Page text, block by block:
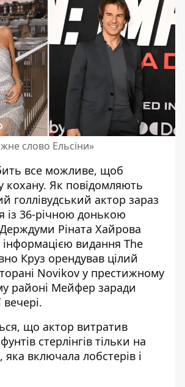
слово Ельсіни»
все можливе, щоб
кохану. Як повідомляють
голлівудський актор зараз
із 36-річною донькою
Ріната Хайрова
видання The
Круз орендував цілий
Novikov у престижному
районі Мейфер заради
що актор витратив
стерлінгів тільки на
включала лобстерів і